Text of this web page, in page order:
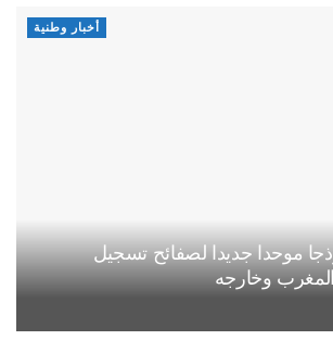
أخبار وطنية
موحدا جديدا لصفائح تسجيل
وخارجه